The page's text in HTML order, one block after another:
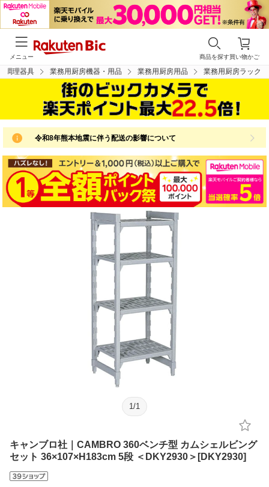
買い物かご
商品を探す
メニュー
調理器具 業務用厨房機器・用品 業務用厨房用品 業務用厨房ラック
令和8年熊本地震に伴う配送の影響について
1 /1
キャンブロ社｜CAMBRO 360ベンチ型 カムシェルビング
セット 36×107×H183cm 5段 ＜DKY2930＞[DKY2930]